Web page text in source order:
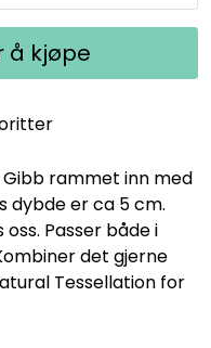
å kjøpe
rammet inn med
dybde er ca 5 cm.
Passer både i
det gjerne
Tessellation for